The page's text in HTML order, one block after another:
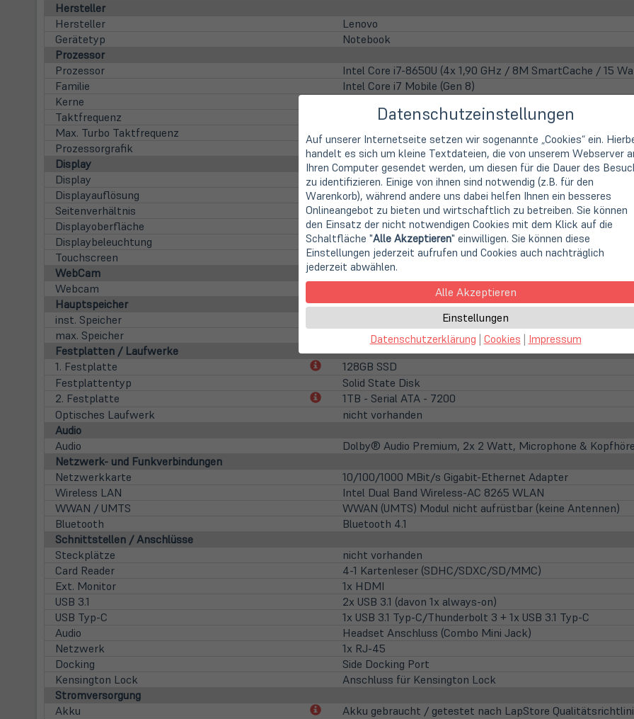
Hersteller
Hersteller
Lenovo
Gerätetyp
Notebook
Prozessor
Prozessor
Intel Core i7-8650U (4x 1,90 GHz / 8M SmartCache / 15
Familie
Intel Core i7 Mobile (Gen 8)
Kerne
Taktfrequenz
1,9 GHz
Max. Turbo Taktfrequenz
4,20 GHz
Prozessorgrafik
Intel UHD 620 (4K Support)
Display
Display
39,6cm15,6" TFT Display IPS
Displayauflösung
1920 x 1080 Pixel (FHD)
Seitenverhältnis
16:9
Displayoberfläche
Anti-Glare (matt)
Displaybeleuchtung
LED Hintergrundbeleuchtung
Touchscreen
nicht vorhanden
WebCam
Webcam
integrierte HD WebCam
Hauptspeicher
inst. Speicher
16 GB DDR4 (2x 8 GB)
max. Speicher
32 GB DDR4 (auf 2 Steckplätzen)
Festplatten / Laufwerke
1. Festplatte
(öffnet
neuem
128GB SSD
Festplattentyp
Solid State Disk
2. Festplatte
(öffnet1TB - Serial ATA - 7200
Optisches Laufwerk
nicht vorhanden
Audio
Audio
Dolby® Audio Premium, 2x 2 Watt, Microphone &
Netzwerk- und Funkverbindungen
Netzwerkkarte
10/100/1000 MBit/s Gigabit-Ethernet Adapter
Wireless LAN
Intel Dual Band Wireless-AC 8265 WLAN
WWAN / UMTS
WWAN (UMTS) Modul nicht aufrüstbar (keine Antennen)
Bluetooth
Bluetooth 4.1
Schnittstellen / Anschlüsse
Steckplätze
nicht vorhanden
Card Reader
4-1 Kartenleser (SDHC/SDXC/SD/MMC)
Ext. Monitor
1x HDMI
USB 3.1
2x USB 3.1 (davon 1x always-on)
USB Typ-C
1x USB 3.1 Typ-C/Thunderbolt 3 + 1x USB 3.1 Typ-C
Audio
Headset Anschluss (Combo Mini Jack)
Netzwerk
1x RJ-45
Docking
Side Docking Port
Kensington Lock
Anschluss für Kensington Lock
Stromversorgung
Akku
(öffnetAkku gebraucht / getestet nach LapStore
Datenschutzeinstellungen
Auf unserer Internetseite setzen wir sogenannte „Cookies“ ein.
handelt es sich um kleine Textdateien, die von unserem Webserver
Ihren Computer gesendet werden, um diesen für die Dauer des
zu identifizieren. Einige von ihnen sind notwendig (z.B. für den
Warenkorb), während andere uns dabei helfen Ihnen ein besseres
Onlineangebot zu bieten und wirtschaftlich zu betreiben. Sie können
den Einsatz der nicht notwendigen Cookies mit dem Klick auf die
Schaltfläche "Alle Akzeptieren" einwilligen. Sie können diese
Einstellungen jederzeit aufrufen und Cookies auch nachträglich
jederzeit abwählen.
Alle Akzeptieren
Einstellungen
Datenschutzerklärung | Cookies | Impressum